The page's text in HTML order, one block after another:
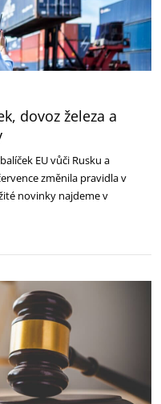
dovoz železa a
EU vůči Rusku a
změnila pravidla v
novinky najdeme v